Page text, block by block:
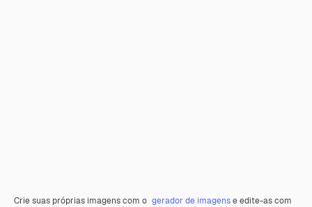
Crie suas próprias imagens com o gerador de imagense edite-as com